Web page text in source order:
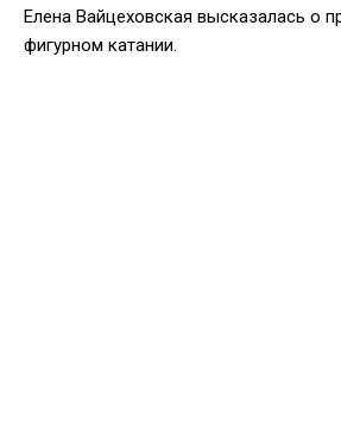
Елена Вайцеховская высказалась о
фигурном катании.